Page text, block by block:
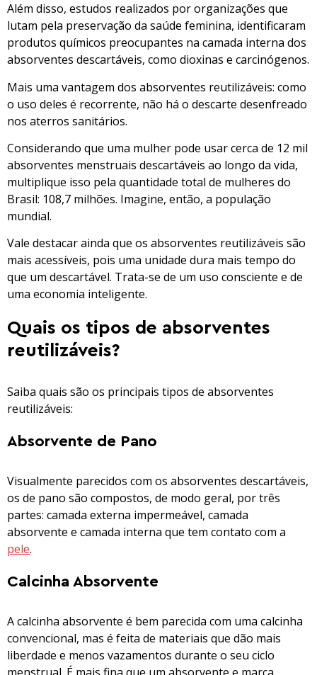
Além disso, estudos realizados por organizações que
lutam pela preservação da saúde feminina, identificaram
produtos químicos preocupantes na camada interna dos
absorventes descartáveis, como dioxinas e carcinógenos.
Mais uma vantagem dos absorventes reutilizáveis: como
o uso deles é recorrente, não há o descarte desenfreado
nos aterros sanitários.
Considerando que uma mulher pode usar cerca de 12 mil
absorventes menstruais descartáveis ao longo da vida,
multiplique isso pela quantidade total de mulheres do
Brasil: 108,7 milhões. Imagine, então, a população
mundial.
Vale destacar ainda que os absorventes reutilizáveis são
mais acessíveis, pois uma unidade dura mais tempo do
que um descartável. Trata-se de um uso consciente e de
uma economia inteligente.
Quais os tipos de absorventes
reutilizáveis?
Saiba quais são os principais tipos de absorventes
reutilizáveis:
Absorvente de Pano
Visualmente parecidos com os absorventes descartáveis,
os de pano são compostos, de modo geral, por três
partes: camada externa impermeável, camada
absorvente e camada interna que tem contato com a
pele.
Calcinha Absorvente
A calcinha absorvente é bem parecida com uma calcinha
convencional, mas é feita de materiais que dão mais
liberdade e menos vazamentos durante o seu ciclo